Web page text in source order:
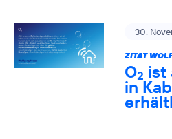
30.
ZITAT
O2 ist
in